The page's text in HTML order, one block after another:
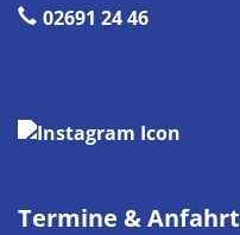
02691 24 46
Termine & Anfahrt